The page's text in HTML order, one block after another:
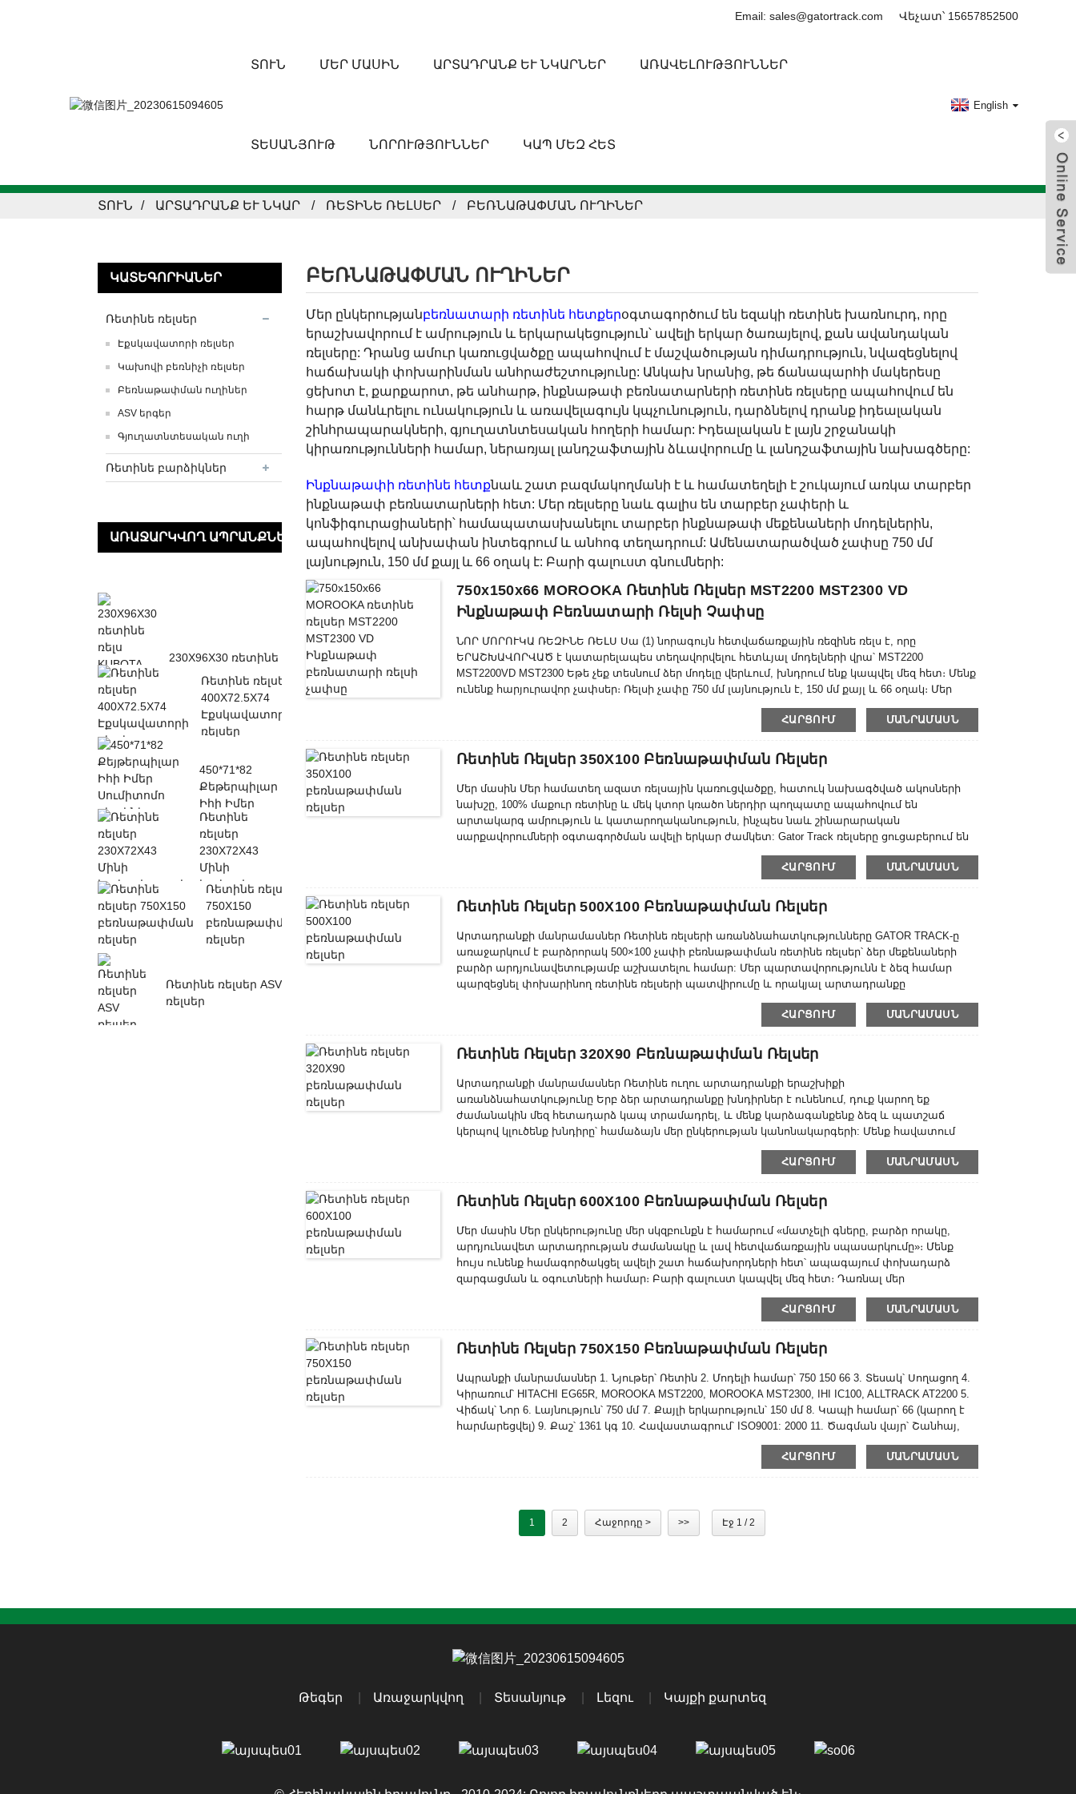
Email: sales@gatortrack.com Վեչատ՝ 15657852500
ՏՈՒՆ ՄԵՐ ՄԱՍԻՆ ԱՐՏԱԴՐԱՆՔ ԵՒ ՆԿԱՐՆԵՐ ԱՌԱՎԵԼՈՒԹՅՈՒՆՆԵՐ
ՏԵՍԱՆՅՈՒԹ ՆՈՐՈՒԹՅՈՒՆՆԵՐ ԿԱՊ ՄԵԶ ՀԵՏ
English
ՏՈՒՆ ԱՐՏԱԴՐԱՆՔ ԵՒ ՆԿԱՐ ՌԵՏԻՆԵ ՌԵԼՍԵՐ ԲԵՌՆԱԹԱՓՄԱՆ ՈՒՂԻՆԵՐ
ԿԱՏԵԳՈՐԻԱՆԵՐ
Ռետինե ռելսեր
Էքսկավատորի ռելսեր
Կախովի բեռնիչի ռելսեր
Բեռնաթափման ուղիներ
ASV երգեր
Գյուղատնտեսական ուղի
Ռետինե բարձիկներ
ԱՌԱՋԱՐԿՎՈՂ ԱՊՐԱՆՔՆԵՐ
230X96X30 ռետինե
ռելս KUBOTA K013
K015 KN36 KH0-ի
համար...
Ռետինե ռելսեր
400X72.5X74
Էքսկավատորի
ռելսեր
450*71*82
Քեթերպիլար
Իհի Իմեր
Սումիտոմո
Ռետինե ...
Ռետինե
ռելսեր
230X72X43
Մինի
էքսկավատորի
ռելսեր
Ռետինե ռելսեր
750X150
բեռնաթափման
ռելսեր
Ռետինե ռելսեր ASV
ռելսեր
ԲԵՌՆԱԹԱՓՄԱՆ ՈՒՂԻՆԵՐ
Մեր ընկերությանբեռնատարի ռետինե հետքերօգտագործում են եզակի ռետինե խառնուրդ, որը
երաշխավորում է ամրություն և երկարակեցություն՝ ավելի երկար ծառայելով, քան ավանդական
ռելսերը: Դրանց ամուր կառուցվածքը ապահովում է մաշվածության դիմադրություն, նվազեցնելով
հաճախակի փոխարինման անհրաժեշտությունը: Անկախ նրանից, թե ճանապարհի մակերեսը
ցեխոտ է, քարքարոտ, թե անհարթ, ինքնաթափ բեռնատարների ռետինե ռելսերը ապահովում են
հարթ մանևրելու ունակություն և առավելագույն կպչունություն, դարձնելով դրանք իդեալական
շինհրապարակների, գյուղատնտեսական հողերի համար: Իդեալական է լայն շրջանակի
կիրառությունների համար, ներառյալ լանդշաֆտային ձևավորումը և լանդշաֆտային նախագծերը:
Ինքնաթափի ռետինե հետքնաև շատ բազմակողմանի է և համատեղելի է շուկայում առկա տարբեր
ինքնաթափ բեռնատարների հետ: Մեր ռելսերը նաև գալիս են տարբեր չափերի և
կոնֆիգուրացիաների՝ համապատասխանելու տարբեր ինքնաթափ մեքենաների մոդելներին,
ապահովելով անխափան ինտեգրում և անհոգ տեղադրում: Ամենատարածված չափսը 750 մմ
լայնություն, 150 մմ քայլ և 66 օղակ է: Բարի գալուստ գնումների:
750x150x66 MOROOKA Ռետինե Ռելսեր MST2200 MST2300 VD
Ինքնաթափ Բեռնատարի Ռելսի Չափսը
ՆՈՐ ՄՈՐՈՒԿԱ ՌԵԶԻՆԵ ՌԵԼՍ Սա (1) նորագույն հետվաճառքային ռեզինե ռելս է, որը
ԵՐԱՇԽԱՎՈՐՎԱԾ է կատարելապես տեղավորվելու հետևյալ մոդելների վրա՝ MST2200
MST2200VD MST2300 Եթե չեք տեսնում ձեր մոդելը վերևում, խնդրում ենք կապվել մեզ հետ։ Մենք
ունենք հարյուրավոր չափսեր։ Ռելսի չափը 750 մմ լայնություն է, 150 մմ քայլ և 66 օղակ։ Մեր
մասին Մենք միշտ հավատացել ենք, որ մարդու բնավորությունն է որոշում ապրանքի որակը,
մանրամասները՝ ապրանքի որակը՝ ԻՐԱՏԵՍԱԿԱՆ, ԱՐԴՅՈՒՆԱՎԵՏ ԵՎ ՆՈՐԱՐԱՐԱԿԱՆ թիմի
ՀԱՐՑՈՒՄ ՄԱՆՐԱՄԱՍՆ
Ռետինե Ռելսեր 350X100 Բեռնաթափման Ռելսեր
Մեր մասին Մեր համատեղ ազատ ռելսային կառուցվածքը, հատուկ նախագծված ակոսների
նախշը, 100% մաքուր ռետինը և մեկ կտոր կռածո ներդիր պողպատը ապահովում են
արտակարգ ամրություն և կատարողականություն, ինչպես նաև շինարարական
սարքավորումների օգտագործման ավելի երկար ժամկետ: Gator Track ռելսերը ցուցաբերում են
բարձր մակարդակի հուսալիություն և որակ՝ մեր կաղապարային գործիքների և ռետինե
բանաձևերի նորագույն տեխնոլոգիաների շնորհիվ: Մենք գիտենք, որ մենք կբարգավաճենք
մրցունակությունը և որակի առավելությունները՝ միաժամանակ բարձր...
ՀԱՐՑՈՒՄ ՄԱՆՐԱՄԱՍՆ
Ռետինե Ռելսեր 500X100 Բեռնաթափման Ռելսեր
Արտադրանքի մանրամասներ Ռետինե ռելսերի առանձնահատկությունները GATOR TRACK-ը
առաջարկում է բարձրորակ 500×100 չափի բեռնաթափման ռետինե ռելսեր՝ ձեր մեքենաների
բարձր արդյունավետությամբ աշխատելու համար: Մեր պարտավորությունն է ձեզ համար
պարզեցնել փոխարինող ռետինե ռելսերի պատվիրումը և որակյալ արտադրանքը
ուղղակիորեն ձեր դռանը հասցնել: Որքան արագ մենք կարողանանք մատակարարել ձեր
ռելսերը, այնքան արագ դուք կկարողանաք կատարել ձեր աշխատանքը: Մեր արտադրանքի
սպասարկման շնորհիվ...
ՀԱՐՑՈՒՄ ՄԱՆՐԱՄԱՍՆ
Ռետինե Ռելսեր 320X90 Բեռնաթափման Ռելսեր
Արտադրանքի մանրամասներ Ռետինե ուղու արտադրանքի երաշխիքի
առանձնահատկությունը Երբ ձեր արտադրանքը խնդիրներ է ունենում, դուք կարող եք
ժամանակին մեզ հետադարձ կապ տրամադրել, և մենք կարձագանքենք ձեզ և պատշաճ
կերպով կլուծենք խնդիրը՝ համաձայն մեր ընկերության կանոնակարգերի: Մենք հավատում
ենք, որ մեր ծառայությունները կարող են հաճախորդներին հանգստություն պարգևել: Մեր
արտադրանքի ուժեղ կիրառելիության, ինչպես նաև գերազանց որակի և լավ վաճառքից հետո
արժանացել է հաճախորդների գովասանքին...
ՀԱՐՑՈՒՄ ՄԱՆՐԱՄԱՍՆ
Ռետինե Ռելսեր 600X100 Բեռնաթափման Ռելսեր
Մեր մասին Մեր ընկերությունը մեր սկզբունքն է համարում «մատչելի գները, բարձր որակը,
արդյունավետ արտադրության ժամանակը և լավ հետվաճառքային սպասարկումը»։ Մենք
հույս ունենք համագործակցել ավելի շատ հաճախորդների հետ՝ ապագայում փոխադարձ
զարգացման և օգուտների համար։ Բարի գալուստ կապվել մեզ հետ։ Դառնալ մեր
աշխատակիցների երազանքների իրականացման հարթակը։ Կառուցել ավելի երջանիկ, ավելի
միասնական և ավելի փորձառու թիմ։ Հասնել մեր հաճախորդների, մատակարարների,
ՀԱՐՑՈՒՄ ՄԱՆՐԱՄԱՍՆ
Ռետինե Ռելսեր 750X150 Բեռնաթափման Ռելսեր
Ապրանքի մանրամասներ 1. Նյութեր՝ Ռետին 2. Մոդելի համար՝ 750 150 66 3. Տեսակ՝ Սողացող 4.
Կիրառում՝ HITACHI EG65R, MOROOKA MST2200, MOROOKA MST2300, IHI IC100, ALLTRACK AT2200 5.
Վիճակ՝ Նոր 6. Լայնություն՝ 750 մմ 7. Քայլի երկարություն՝ 150 մմ 8. Կապի համար՝ 66 (կարող է
հարմարեցվել) 9. Քաշ՝ 1361 կգ 10. Հավաստագրում՝ ISO9001: 2000 11. Ծագման վայր՝ Շանհայ,
Չինաստան (մայրցամաքային) 12. Գույն՝ սև 13. Տրանսպորտային փաթեթ՝ մաքուր
փաթեթավորում կամ փայտե պալետներ 14. Առաքման ամսաթիվ՝ վճարումից հետո 15 օր 15.
ՀԱՐՑՈՒՄ ՄԱՆՐԱՄԱՍՆ
1 2 Հաջորդը > >> Էջ 1 / 2
Թեգեր Առաջարկվող Տեսանյութ Լեզու Կայքի քարտեզ